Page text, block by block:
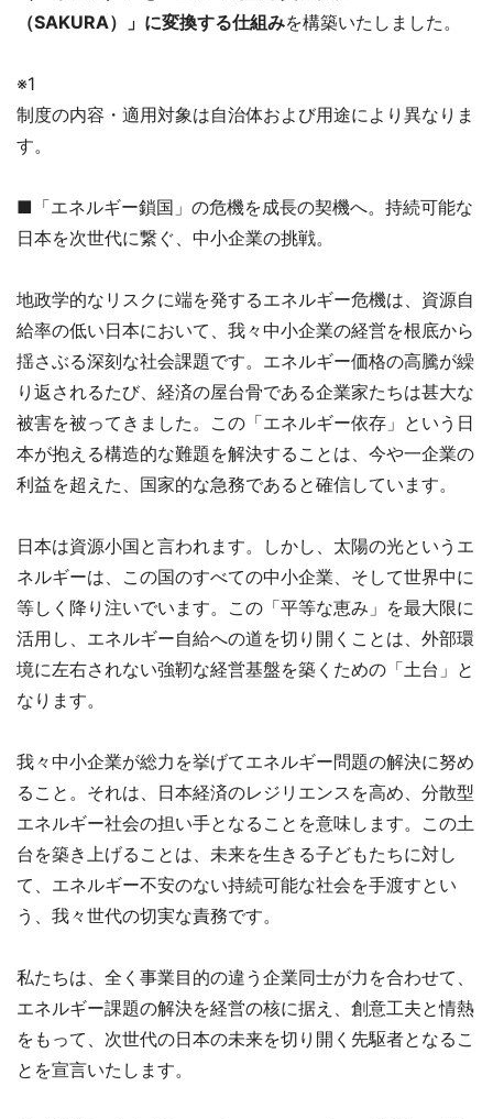
（SAKURA）」に変換する仕組みを構築いたしました。
※1
制度の内容・適用対象は自治体および用途により異なりま
す。
■「エネルギー鎖国」の危機を成長の契機へ。持続可能な
日本を次世代に繋ぐ、中小企業の挑戦。
地政学的なリスクに端を発するエネルギー危機は、資源自
給率の低い日本において、我々中小企業の経営を根底から
揺さぶる深刻な社会課題です。エネルギー価格の高騰が繰
り返されるたび、経済の屋台骨である企業家たちは甚大な
被害を被ってきました。この「エネルギー依存」という日
本が抱える構造的な難題を解決することは、今や一企業の
利益を超えた、国家的な急務であると確信しています。
日本は資源小国と言われます。しかし、太陽の光というエ
ネルギーは、この国のすべての中小企業、そして世界中に
等しく降り注いでいます。この「平等な恵み」を最大限に
活用し、エネルギー自給への道を切り開くことは、外部環
境に左右されない強靭な経営基盤を築くための「土台」と
なります。
我々中小企業が総力を挙げてエネルギー問題の解決に努め
ること。それは、日本経済のレジリエンスを高め、分散型
エネルギー社会の担い手となることを意味します。この土
台を築き上げることは、未来を生きる子どもたちに対し
て、エネルギー不安のない持続可能な社会を手渡すとい
う、我々世代の切実な責務です。
私たちは、全く事業目的の違う企業同士が力を合わせて、
エネルギー課題の解決を経営の核に据え、創意工夫と情熱
をもって、次世代の日本の未来を切り開く先駆者となるこ
とを宣言いたします。